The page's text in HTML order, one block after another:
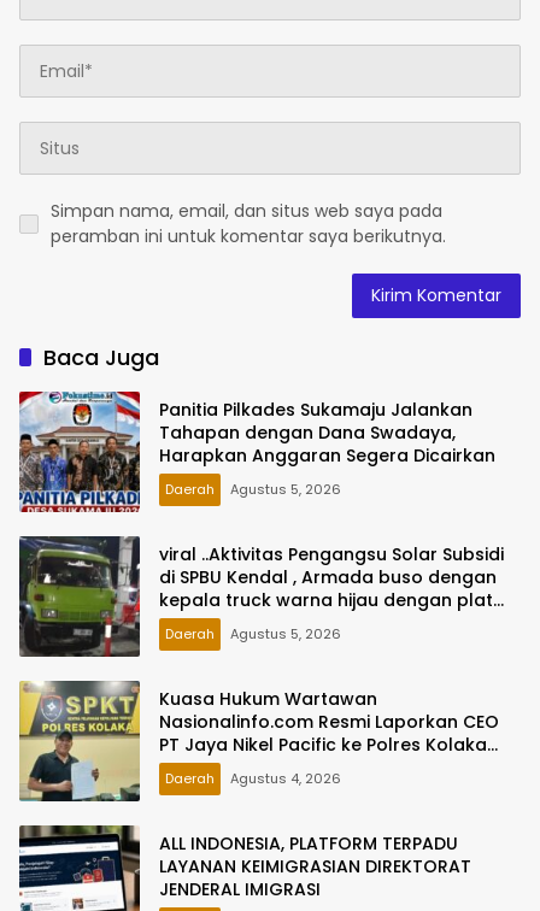
Simpan nama, email, dan situs web saya pada
peramban ini untuk komentar saya berikutnya.
Baca Juga
Panitia Pilkades Sukamaju Jalankan
Tahapan dengan Dana Swadaya,
Harapkan Anggaran Segera Dicairkan
Daerah Agustus 5, 2026
viral ..Aktivitas Pengangsu Solar Subsidi
di SPBU Kendal , Armada buso dengan
kepala truck warna hijau dengan plat
bergonta ganti Jadi Sorotan
Daerah Agustus 5, 2026
Kuasa Hukum Wartawan
Nasionalinfo.com Resmi Laporkan CEO
PT Jaya Nikel Pacific ke Polres Kolaka
atas Dugaan Ancaman dan Intimidasi
Daerah Agustus 4, 2026
ALL INDONESIA, PLATFORM TERPADU
LAYANAN KEIMIGRASIAN DIREKTORAT
JENDERAL IMIGRASI